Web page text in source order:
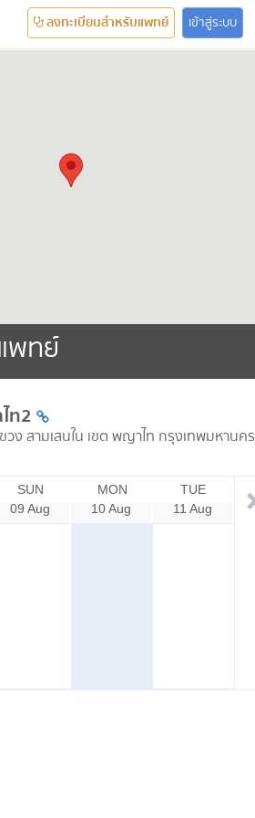
ลงทะเบียนสำหรับแพทย์ เข้าสู่ระบบ
พทย์
ท2
ง สามเสนใน เขต พญาไท กรุงเทพมหานคร
SUN MON
TUE
09 Aug 10 Aug 11 Aug